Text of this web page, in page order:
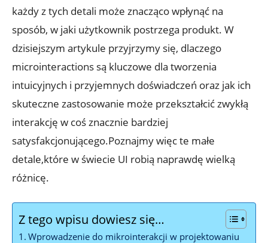
każdy z tych detali może znacząco wpłynąć na
sposób, w jaki użytkownik postrzega produkt. W
dzisiejszym artykule przyjrzymy się, dlaczego
microinteractions są kluczowe dla tworzenia
intuicyjnych i przyjemnych doświadczeń oraz jak ich
skuteczne zastosowanie może przekształcić zwykłą
interakcję w coś znacznie bardziej
satysfakcjonującego.Poznajmy więc te małe
detale,które w świecie UI robią naprawdę wielką
różnicę.
Z tego wpisu dowiesz się…
Wprowadzenie do mikrointerakcji w projektowaniu